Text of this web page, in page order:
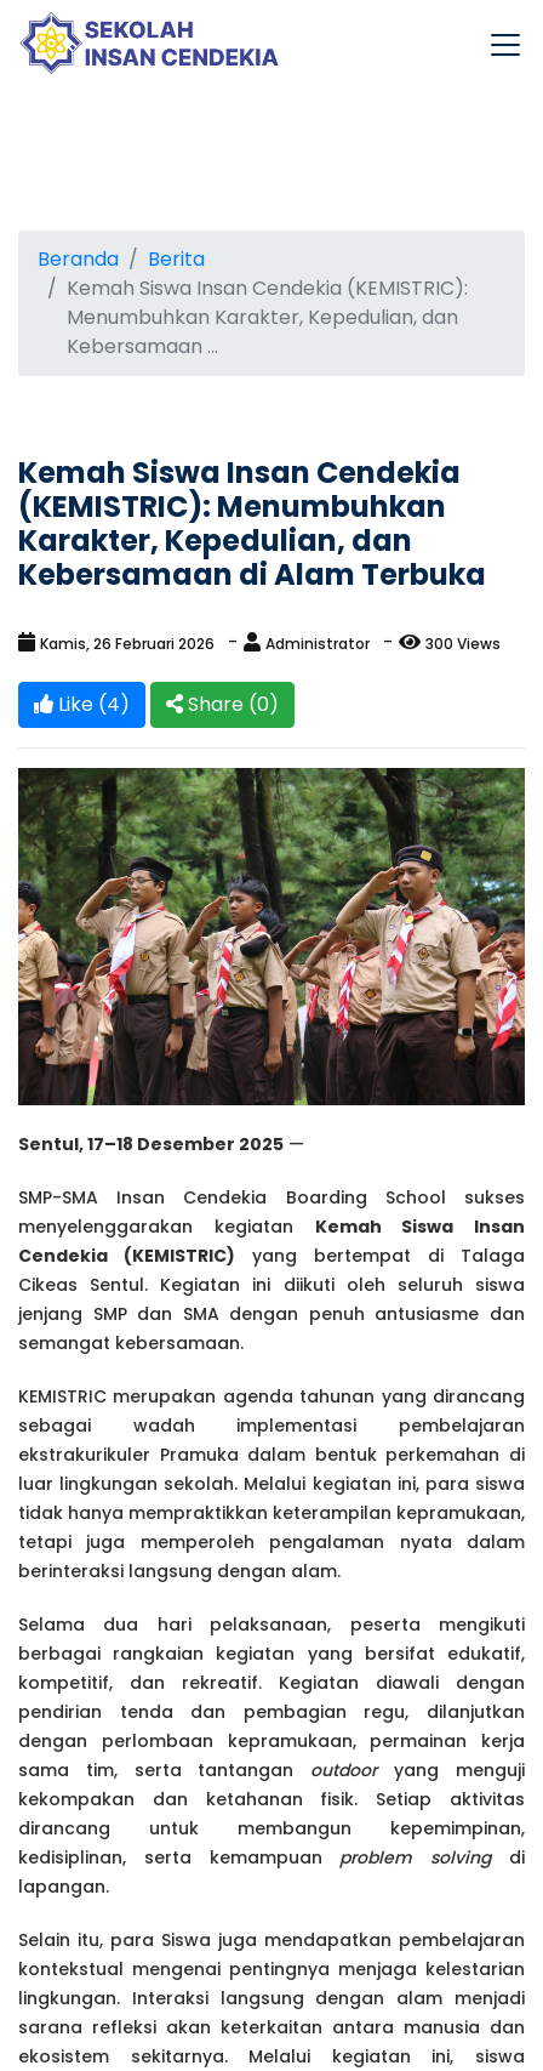
Beranda
Berita
Kemah Siswa Insan Cendekia (KEMISTRIC):
Menumbuhkan Karakter, Kepedulian, dan
Kebersamaan ...
Kemah Siswa Insan Cendekia
(KEMISTRIC): Menumbuhkan
Karakter, Kepedulian, dan
Kebersamaan di Alam Terbuka
Kamis, 26 Februari 2026 Administrator 300 Views
Like (4) Share (0)
Sentul, 17–18 Desember 2025 —
SMP-SMA Insan Cendekia Boarding School sukses
menyelenggarakan kegiatan Kemah Siswa Insan
Cendekia (KEMISTRIC) yang bertempat di Talaga
Cikeas Sentul. Kegiatan ini diikuti oleh seluruh siswa
jenjang SMP dan SMA dengan penuh antusiasme dan
semangat kebersamaan.
KEMISTRIC merupakan agenda tahunan yang dirancang
sebagai wadah implementasi pembelajaran
ekstrakurikuler Pramuka dalam bentuk perkemahan di
luar lingkungan sekolah. Melalui kegiatan ini, para siswa
tidak hanya mempraktikkan keterampilan kepramukaan,
tetapi juga memperoleh pengalaman nyata dalam
berinteraksi langsung dengan alam.
Selama dua hari pelaksanaan, peserta mengikuti
berbagai rangkaian kegiatan yang bersifat edukatif,
kompetitif, dan rekreatif. Kegiatan diawali dengan
pendirian tenda dan pembagian regu, dilanjutkan
dengan perlombaan kepramukaan, permainan kerja
sama tim, serta tantangan outdooryang menguji
kekompakan dan ketahanan fisik. Setiap aktivitas
dirancang untuk membangun kepemimpinan,
kedisiplinan, serta kemampuan problem solving di
lapangan.
Selain itu, para Siswa juga mendapatkan pembelajaran
kontekstual mengenai pentingnya menjaga kelestarian
lingkungan. Interaksi langsung dengan alam menjadi
sarana refleksi akan keterkaitan antara manusia dan
ekosistem sekitarnya. Melalui kegiatan ini, siswa